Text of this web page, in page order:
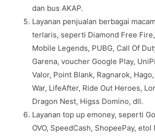
dan bus AKAP.
Layanan penjualan berbagai
terlaris, seperti Diamond Free
Mobile Legends, PUBG, Call Of
Garena, voucher Google Play,
Valor, Point Blank, Ragnarok,
War, LifeAfter, Ride Out Heroes,
Dragon Nest, Higss Domino, dll.
Layanan top up emoney, seperti
OVO, SpeedCash, ShopeePay,